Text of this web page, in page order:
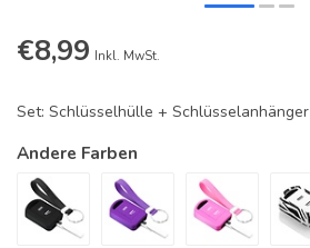
€8,99 Inkl. MwSt.
Set: Schlüsselhülle + Schlüsselanhänger
Andere Farben